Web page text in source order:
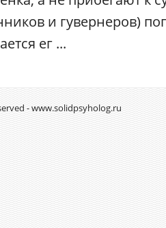
и гувернеров)
ег ...
- www.solidpsyholog.ru